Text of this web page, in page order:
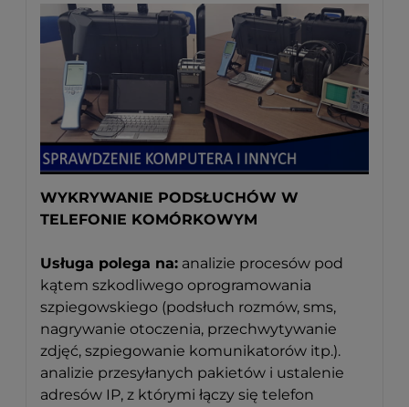
WYKRYWANIE PODSŁUCHÓW W
TELEFONIE KOMÓRKOWYM
Usługa polega na: analizie procesów pod
kątem szkodliwego oprogramowania
szpiegowskiego (podsłuch rozmów, sms,
nagrywanie otoczenia, przechwytywanie
zdjęć, szpiegowanie komunikatorów itp.).
analizie przesyłanych pakietów i ustalenie
adresów IP, z którymi łączy się telefon